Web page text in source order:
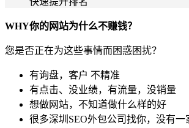
WHY你的网站为什么不赚钱？
您是否正在为这些事情而困惑困扰？
有询盘，客户 不精准
有点击、没业绩，有流量， 没销量
想做网站，不知道做什么样的好
很多深圳SEO外包公司找你，没有一